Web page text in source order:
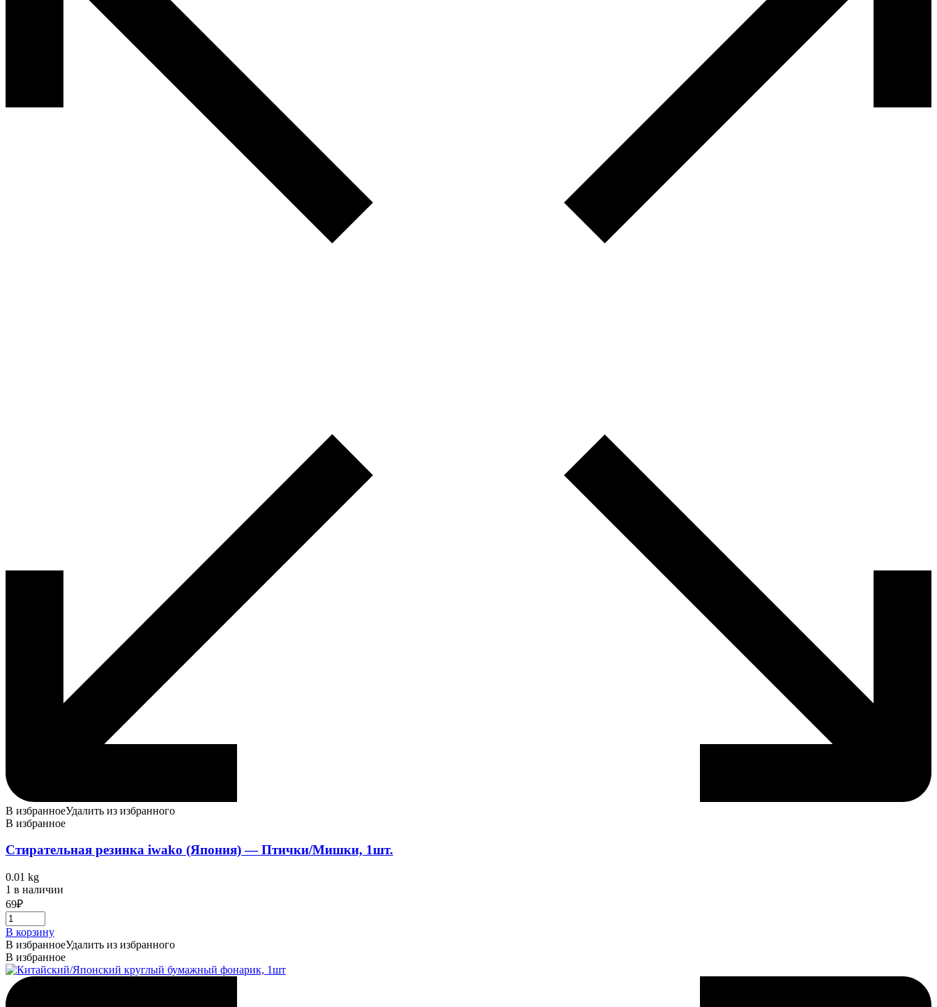
В избранноеУдалить из избранного
В избранное
Стирательная резинка iwako (Япония) — Птички/Мишки, 1шт.
0.01 kg
1 в наличии
69₽
В корзину
В избранноеУдалить из избранного
В избранное